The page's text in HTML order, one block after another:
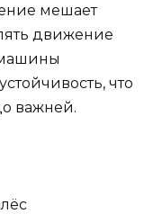
мешает
движение
машины
что
важней.